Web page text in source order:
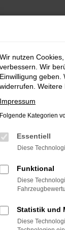
Wir nutzen
verbessern. Wir
Einwilligung
widerrufen.
Impressum
Folgende Kategorien
Essentiell
Diese
Funktional
Diese
Statistik und
Diese